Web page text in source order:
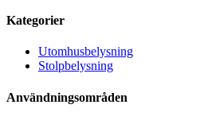
Kategorier
Utomhusbelysning
Stolpbelysning
Användningsområden